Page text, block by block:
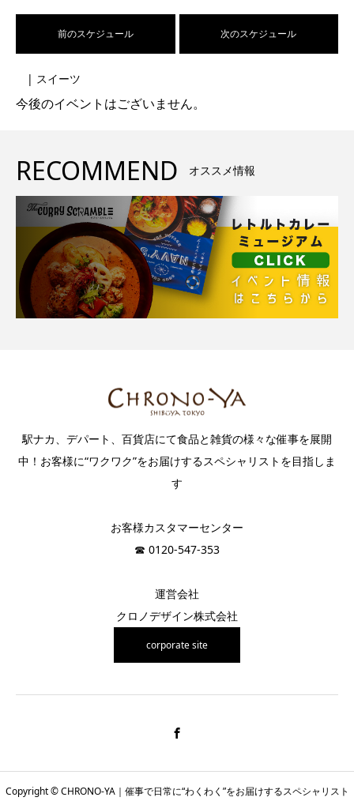
前のスケジュール 次のスケジュール
| スイーツ
今後のイベントはございません。
RECOMMEND オススメ情報
駅ナカ、デパート、百貨店にて食品と雑貨の様々な催事を展開
中！お客様に“ワクワク”をお届けするスペシャリストを目指しま
す
お客様カスタマーセンター
☎︎ 0120-547-353
運営会社
クロノデザイン株式会社
corporate site
Copyright © CHRONO-YA｜催事で日常に“わくわく”をお届けするスペシャリスト